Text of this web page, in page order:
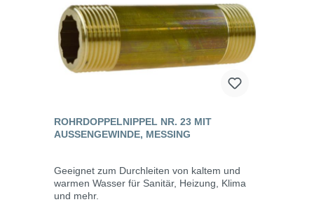
ROHRDOPPELNIPPEL NR. 23 MIT
AUSSENGEWINDE, MESSING
Geeignet zum Durchleiten von kaltem und
warmen Wasser für Sanitär, Heizung, Klima
und mehr.